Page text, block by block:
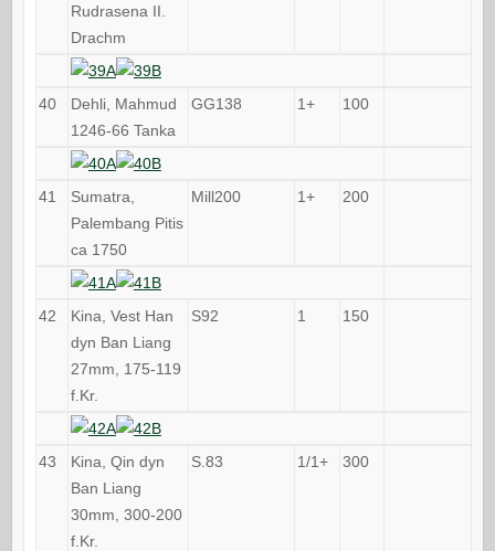
Rudrasena II.
Drachm
40
Dehli, Mahmud
1246-66 Tanka
GG138 1+ 100
41
Sumatra,
Palembang Pitis
ca 1750
Mill200 1+ 200
42
Kina, Vest Han
dyn Ban Liang
27mm, 175-119
f.Kr.
S92 1 150
43
Kina, Qin dyn
Ban Liang
30mm, 300-200
f.Kr.
S.83 1/1+ 300